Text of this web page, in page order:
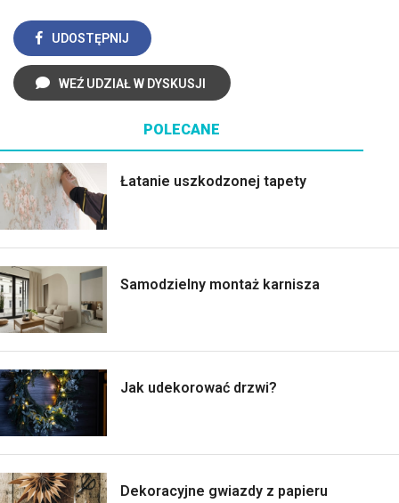
UDOSTĘPNIJ
WEŹ UDZIAŁ W DYSKUSJI
POLECANE
Łatanie uszkodzonej tapety
Samodzielny montaż karnisza
Jak udekorować drzwi?
Dekoracyjne gwiazdy z papieru